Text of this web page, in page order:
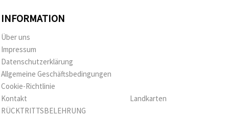
INFORMATION
Über uns
Impressum
Datenschutzerklärung
Allgemeine Geschäftsbedingungen
Cookie-Richtlinie
Kontakt
RÜCKTRITTSBELEHRUNG
Landkarten